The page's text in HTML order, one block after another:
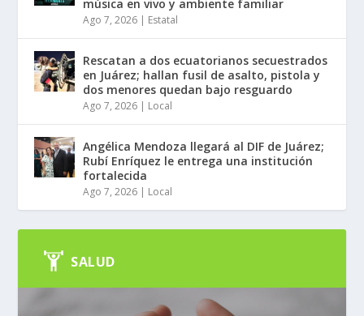
música en vivo y ambiente familiar
Ago 7, 2026 | Estatal
Rescatan a dos ecuatorianos secuestrados
en Juárez; hallan fusil de asalto, pistola y
dos menores quedan bajo resguardo
Ago 7, 2026 | Local
Angélica Mendoza llegará al DIF de Juárez;
Rubí Enríquez le entrega una institución
fortalecida
Ago 7, 2026 | Local
SALUD